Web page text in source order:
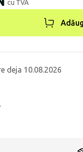
cu TVA
deja 10.08.2026